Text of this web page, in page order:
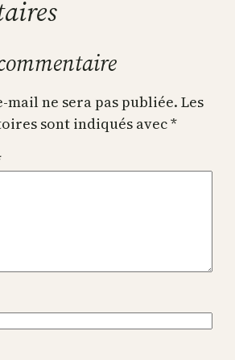
mail ne sera pas publiée. Les
sont indiqués avec*